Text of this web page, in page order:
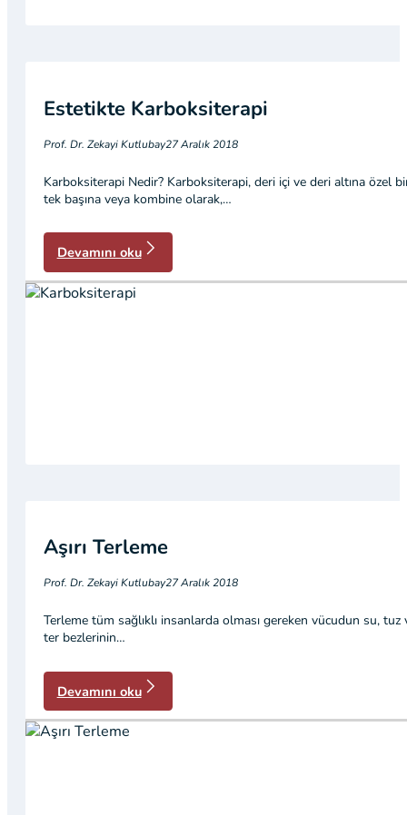
Estetikte Karboksiterapi
Prof. Dr. Zekayi Kutlubay27 Aralık 2018
Karboksiterapi Nedir? Karboksiterapi, deri içi ve deri altına özel
tek başına veya kombine olarak,…
Devamını oku
Aşırı Terleme
Prof. Dr. Zekayi Kutlubay27 Aralık 2018
Terleme tüm sağlıklı insanlarda olması gereken vücudun su, tuz
ter bezlerinin…
Devamını oku